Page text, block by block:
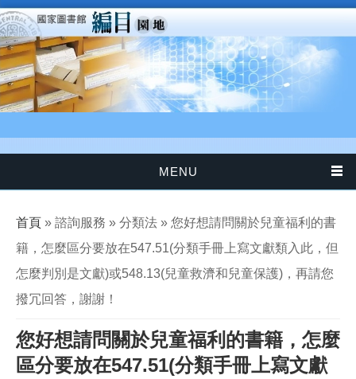
移至主內容
MENU
您在這裡
首頁 » 諮詢服務 » 分類法 » 您好想請問關於兒童福利的書
籍，怎麼區分要放在547.51(分類手冊上寫文獻類入此，但
怎麼判別是文獻)或548.13(兒童救濟和兒童保護)，再請您
撥冗回答，謝謝！
您好想請問關於兒童福利的書籍，怎麼
區分要放在547.51(分類手冊上寫文獻